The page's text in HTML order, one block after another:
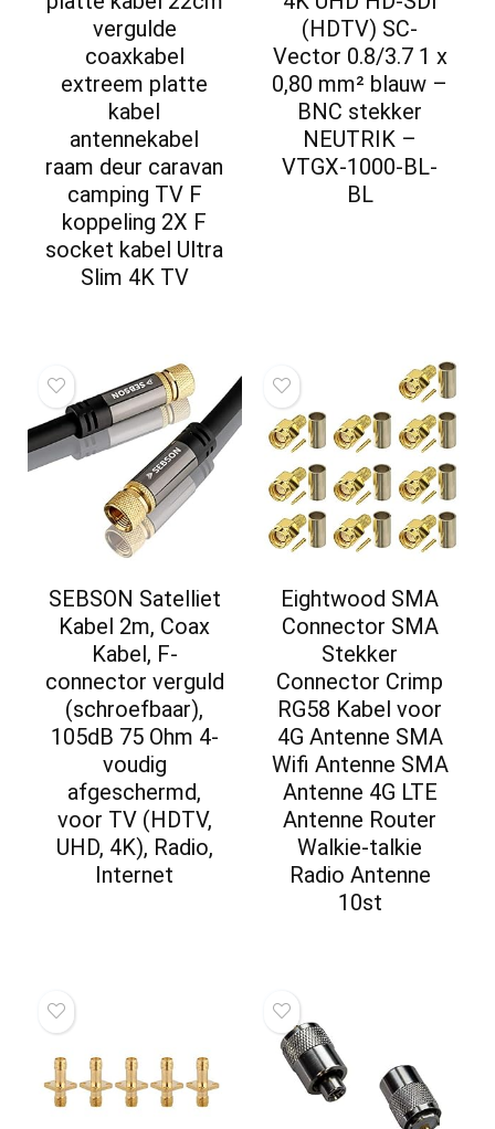
vergulde
coaxkabel
extreem platte
kabel
antennekabel
raam deur caravan
camping TV F
koppeling 2X F
socket kabel Ultra
Slim 4K TV
(HDTV) SC-
Vector 0.8/3.7 1 x
0,80 mm² blauw –
BNC stekker
NEUTRIK –
VTGX-1000-BL-
BL
SEBSON Satelliet
Kabel 2m, Coax
Kabel, F-
connector verguld
(schroefbaar),
105dB 75 Ohm 4-
voudig
afgeschermd,
voor TV (HDTV,
UHD, 4K), Radio,
Internet
Eightwood SMA
Connector SMA
Stekker
Connector Crimp
RG58 Kabel voor
4G Antenne SMA
Wifi Antenne SMA
Antenne 4G LTE
Antenne Router
Walkie-talkie
Radio Antenne
10st